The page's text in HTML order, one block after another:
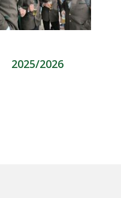
2025/2026